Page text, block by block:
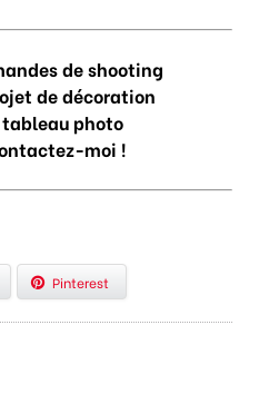
de shooting
de décoration
photo
moi !
Pinterest